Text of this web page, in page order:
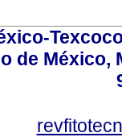
de México,